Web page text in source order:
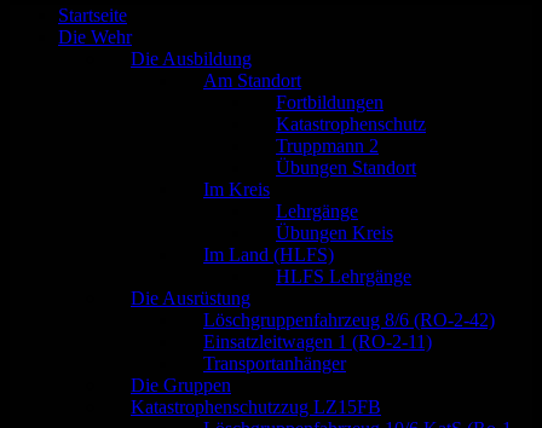
scrollenStartseite
Die Wehr
Die Ausbildung
Am Standort
Fortbildungen
Katastrophenschutz
Truppmann 2
Übungen Standort
Im Kreis
Lehrgänge
Übungen Kreis
Im Land (HLFS)
HLFS Lehrgänge
Die Ausrüstung
Löschgruppenfahrzeug 8/6 (RO-2-42)
Einsatzleitwagen 1 (RO-2-11)
Transportanhänger
Die Gruppen
Katastrophenschutzzug LZ15FB